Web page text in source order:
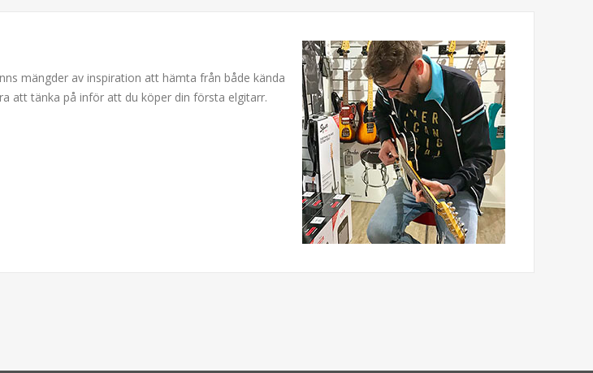
mängder av inspiration att hämta från både kända
att tänka på inför att du köper din första elgitarr.